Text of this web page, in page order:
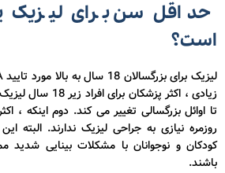
حداقل سن برای لیزیک
است؟
زیادی ، اکثر
تا اوائل بزرگسالی تغییر می کند. دوم اینکه ،
روزمره نیازی به جراحی لیزیک ندارند. البته
کودکان و نوجوانان با مشکلات بینایی شدید
باشند.